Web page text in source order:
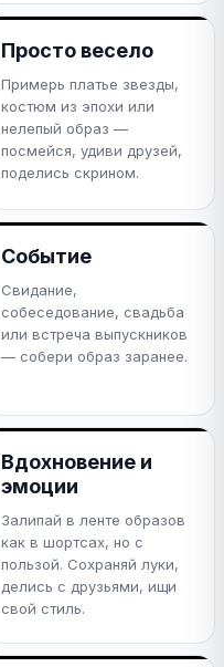
Просто весело
Примерь платье звезды,
костюм из эпохи или
нелепый образ —
посмейся, удиви друзей,
поделись скрином.
Событие
Свидание,
собеседование, свадьба
или встреча выпускников
— собери образ заранее.
Вдохновение и
эмоции
Залипай в ленте образов
как в шортсах, но с
пользой. Сохраняй луки,
делись с друзьями, ищи
свой стиль.